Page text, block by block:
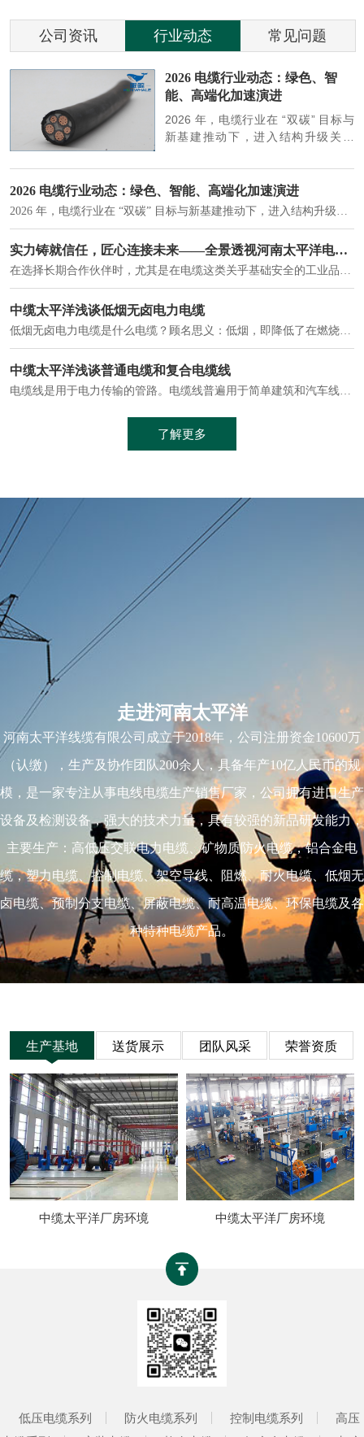
公司资讯 行业动态 常见问题
2026 电缆行业动态：绿色、智
能、高端化加速演进
2026 年，电缆行业在 “双碳” 目标与
新基建推动下，进入结构升级关键
大清晰趋势，市场格局持续优化。
2026 电缆行业动态：绿色、智能、高端化加速演进
实力铸就信任，匠心连接未来——全景透视河南太平洋电缆厂
在选择长期合作伙伴时，尤其是在电缆这类关乎基础安全的工业品上，供应商的“内在实力”远比一纸报价单更重要。今天，我们邀请您“云参观”河南太平洋电缆厂，透过每一个细节，看我们如何将“可靠”二字，铸入每一米电缆。
中缆太平洋浅谈低烟无卤电力电缆
低烟无卤电力电缆是什么电缆？顾名思义：低烟，即降低了在燃烧时有害物体的产生；卤素对于人体来说是一种有毒气体，无卤就是没有毒气体的释放，通常是针对电缆遇火灾时而言的。低烟无卤电力电缆又可以称之为环保电缆，低烟无卤电缆大多数用于医院和对环境卫生要求比较严格的地方。
中缆太平洋浅谈普通电缆和复合电缆线
电缆线是用于电力传输的管路。电缆线普遍用于简单建筑和汽车线材，作为能源输送缆线，电缆线的复杂结构勿庸置疑。根据目标功能，电缆线具有以下一些特点：建筑用和车用线材要求轻质、大批量生产、价格低廉、具有相当的电学和力学性能和长时间的耐老化性能；工业用线材必须具有符合客户要求的性能；
了解更多
走进河南太平洋
河南太平洋线缆有限公司成立于2018年，公司注册资金10600万
（认缴），生产及协作团队200余人，具备年产10亿人民币的规
模，是一家专注从事电线电缆生产销售厂家，公司拥有进口生产
设备及检测设备，强大的技术力量，具有较强的新品研发能力，
主要生产：高低压交联电力电缆、矿物质防火电缆，铝合金电
缆，塑力电缆、控制电缆、架空导线、阻燃、耐火电缆、低烟无
卤电缆、预制分支电缆、屏蔽电缆、耐高温电缆、环保电缆及各
种特种电缆产品。
生产基地 送货展示 团队风采 荣誉资质
中缆太平洋厂房环境 中缆太平洋厂房环境
低压电缆系列 防火电缆系列 控制电缆系列
高压